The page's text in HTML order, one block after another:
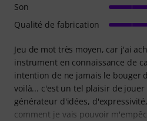
Jeu de mot très moyen, car j'ai
instrument en connaissance de
intention de ne jamais le bouger
voilà... c'est un tel plaisir de jouer
générateur d'idées,
comment je vais pouvoir
Son
Qualité de fabrication